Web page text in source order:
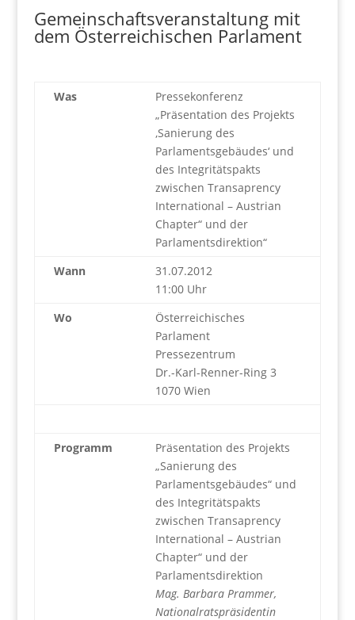
Gemeinschaftsveranstaltung mit
dem Österreichischen Parlament
Was
Pressekonferenz
„Präsentation des Projekts
‚Sanierung des
Parlamentsgebäudes‘ und
des Integritätspakts
zwischen Transaprency
International – Austrian
Chapter“ und der
Parlamentsdirektion“
Wann
31.07.2012
11:00 Uhr
Wo
Österreichisches
Parlament
Pressezentrum
Dr.-Karl-Renner-Ring 3
1070 Wien
Programm
Präsentation des Projekts
„Sanierung des
Parlamentsgebäudes“ und
des Integritätspakts
zwischen Transaprency
International – Austrian
Chapter“ und der
Parlamentsdirektion
Mag. Barbara Prammer,
Nationalratspräsidentin